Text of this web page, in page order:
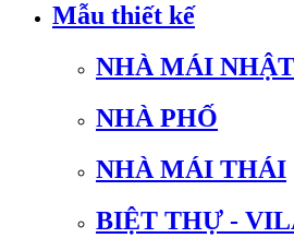
Mẫu thiết kế
NHÀ MÁI NHẬT
NHÀ PHỐ
NHÀ MÁI THÁI
BIỆT THỰ -